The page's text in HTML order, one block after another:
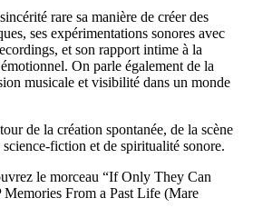
rare sa manière de créer des
ses expérimentations sonores avec
et son rapport intime à la
On parle également de la
musicale et visibilité dans un monde
de la création spontanée, de la scène
fiction et de spiritualité sonore.
le morceau “If Only They Can
Memories From a Past Life (Mare